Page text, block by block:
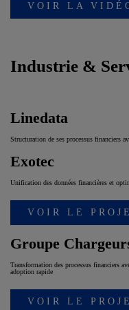
VOIR LA
Industrie &
Linedata
Structuration de ses processus financiers
Exotec
Unification des données financières et
VOIR LE
Groupe
Transformation des processus financiers
adoption rapide
VOIR LE